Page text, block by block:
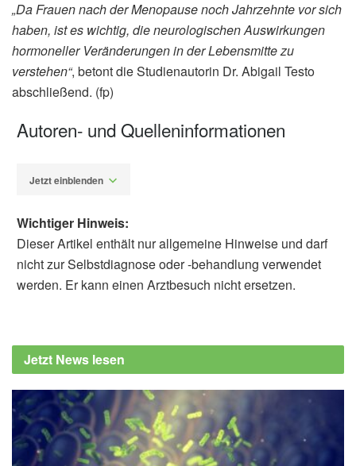
„Da Frauen nach der Menopause noch Jahrzehnte vor sich
haben, ist es wichtig, die neurologischen Auswirkungen
hormoneller Veränderungen in der Lebensmitte zu
verstehen“, betont die Studienautorin Dr. Abigail Testo
abschließend. (fp)
Autoren- und Quelleninformationen
Jetzt einblenden
in functional connectivity during midlife
between menopause stages; in: Menopause
University of Vermont: New findings highlight
brain changes during menopause
(veröffentlicht 09.06.2026),eurekalert.org
Wichtiger Hinweis:
Dieser Artikel enthält nur allgemeine Hinweise und darf
nicht zur Selbstdiagnose oder -behandlung verwendet
werden. Er kann einen Arztbesuch nicht ersetzen.
Jetzt News lesen